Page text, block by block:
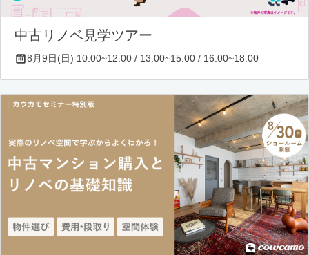
中古リノベ見学ツアー
8月9日(日) 10:00~12:00 / 13:00~15:00 / 16:00~18:00